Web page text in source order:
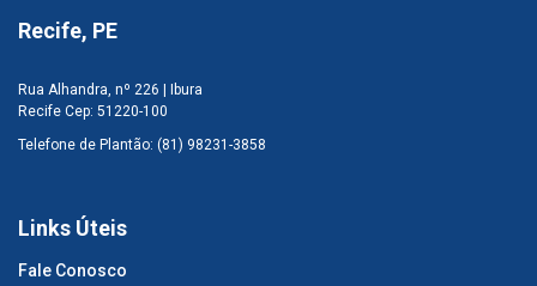
Recife, PE
Rua Alhandra, nº 226 | Ibura
Recife Cep: 51220-100
Telefone de Plantão: (81) 98231-3858
Links Úteis
Fale Conosco